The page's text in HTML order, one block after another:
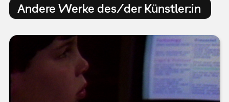
Andere Werke des/der Künstler:in